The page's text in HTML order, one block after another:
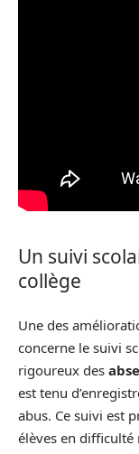
Un suivi
collège
Une des
concerne le suivi
rigoureux des
est tenu
abus. Ce suivi est
élèves en difficulté